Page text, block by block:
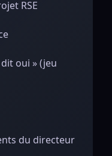
RSE
oui » (jeu
du directeur